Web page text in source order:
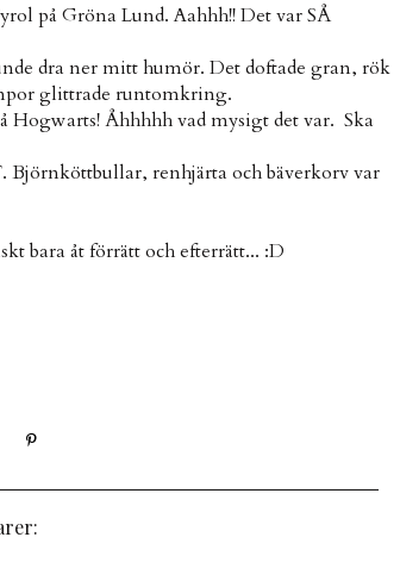
på Gröna Lund. Aahhh!! Det var SÅ
dra ner mitt humör. Det doftade gran, rök
glittrade runtomkring.
Åhhhhh vad mysigt det var. Ska
Björnköttbullar, renhjärta och bäverkorv var
bara åt förrätt och efterrätt... :D